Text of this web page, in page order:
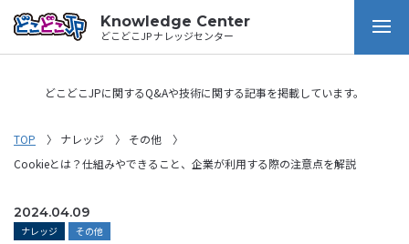
Knowledge Center
どこどこJP ナレッジセンター
どこどこJPに関するQ&Aや技術に関する記事を掲載しています。
TOP ナレッジ
その他
Cookieとは？仕組みやできること、企業が利用する際の注意点を解説
2024.04.09
ナレッジ その他